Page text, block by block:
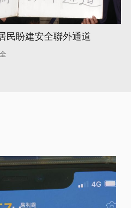
民盼建安全聯外通道